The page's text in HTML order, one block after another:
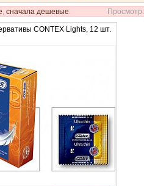
, сначала дешевые. Просмотр:
CONTEX Lights, 12 шт.